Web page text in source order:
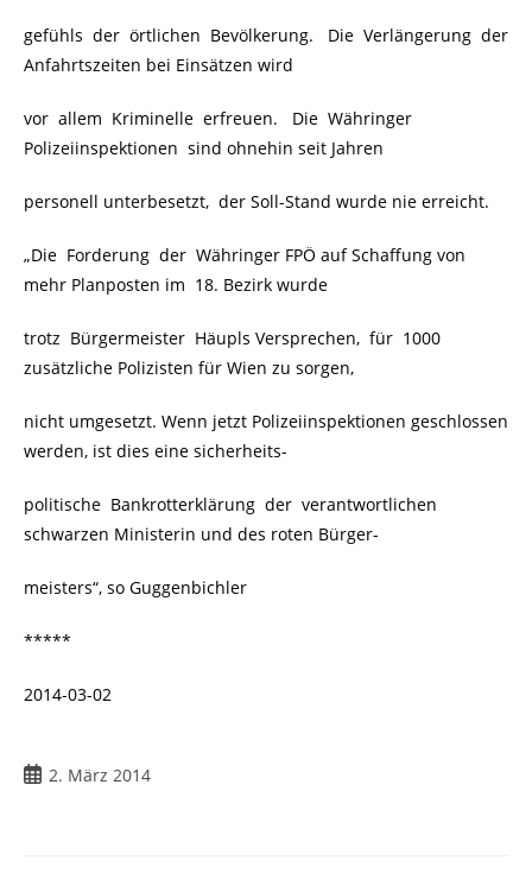
gefühls der örtlichen Bevölkerung. Die Verlängerung der
Anfahrtszeiten bei Einsätzen wird
vor allem Kriminelle erfreuen. Die Währinger
Polizeiinspektionen sind ohnehin seit Jahren
personell unterbesetzt, der Soll-Stand wurde nie erreicht.
„Die Forderung der Währinger FPÖ auf Schaffung von
mehr Planposten im 18. Bezirk wurde
trotz Bürgermeister Häupls Versprechen, für 1000
zusätzliche Polizisten für Wien zu sorgen,
nicht umgesetzt. Wenn jetzt Polizeiinspektionen geschlossen
werden, ist dies eine sicherheits-
politische Bankrotterklärung der verantwortlichen
schwarzen Ministerin und des roten Bürger-
meisters“, so Guggenbichler
*****
2014-03-02
2. März 2014